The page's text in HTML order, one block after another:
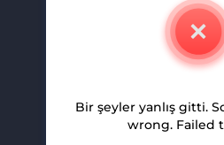
İletişim
Kariyer
Ortaklık
Bir şeyler yanlış gitti.
wrong. Failed